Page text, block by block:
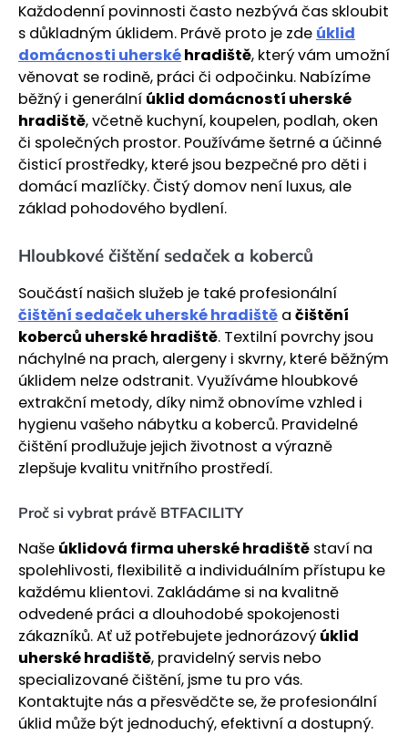
Každodenní povinnosti často nezbývá čas skloubit
s důkladným úklidem. Právě proto je zde úklid
domácnosti uherskéhradiště, který vám umožní
věnovat se rodině, práci či odpočinku. Nabízíme
běžný i generální úklid domácností uherské
hradiště, včetně kuchyní, koupelen, podlah, oken
či společných prostor. Používáme šetrné a účinné
čisticí prostředky, které jsou bezpečné pro děti i
domácí mazlíčky. Čistý domov není luxus, ale
základ pohodového bydlení.
Hloubkové čištění sedaček a koberců
Součástí našich služeb je také profesionální
čištění sedaček uherské hradiště a čištění
koberců uherské hradiště. Textilní povrchy jsou
náchylné na prach, alergeny i skvrny, které běžným
úklidem nelze odstranit. Využíváme hloubkové
extrakční metody, díky nimž obnovíme vzhled i
hygienu vašeho nábytku a koberců. Pravidelné
čištění prodlužuje jejich životnost a výrazně
zlepšuje kvalitu vnitřního prostředí.
Proč si vybrat právě BTFACILITY
Naše úklidová firma uherské hradiště staví na
spolehlivosti, flexibilitě a individuálním přístupu ke
každému klientovi. Zakládáme si na kvalitně
odvedené práci a dlouhodobé spokojenosti
zákazníků. Ať už potřebujete jednorázový úklid
uherské hradiště, pravidelný servis nebo
specializované čištění, jsme tu pro vás.
Kontaktujte nás a přesvědčte se, že profesionální
úklid může být jednoduchý, efektivní a dostupný.